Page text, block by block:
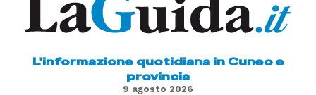
L'informazione quotidiana in Cuneo e
provincia
9 agosto 2026